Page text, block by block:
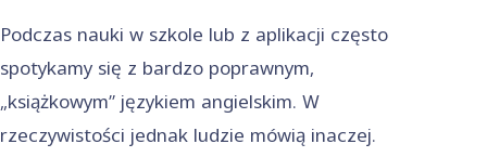
Podczas nauki w szkole lub z aplikacji często
spotykamy się z bardzo poprawnym,
„książkowym” językiem angielskim. W
rzeczywistości jednak ludzie mówią inaczej.